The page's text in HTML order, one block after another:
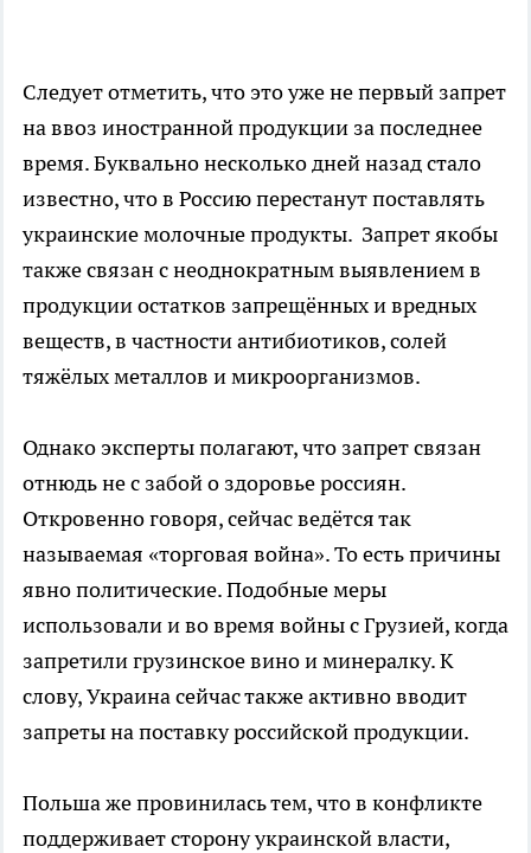
Следует отметить, что это уже не первый запрет
на ввоз иностранной продукции за последнее
время. Буквально несколько дней назад стало
известно, что в Россию перестанут поставлять
украинские молочные продукты. Запрет якобы
также связан с неоднократным выявлением в
продукции остатков запрещённых и вредных
веществ, в частности антибиотиков, солей
тяжёлых металлов и микроорганизмов.
Однако эксперты полагают, что запрет связан
отнюдь не с забой о здоровье россиян.
Откровенно говоря, сейчас ведётся так
называемая «торговая война». То есть причины
явно политические. Подобные меры
использовали и во время войны с Грузией, когда
запретили грузинское вино и минералку. К
слову, Украина сейчас также активно вводит
запреты на поставку российской продукции.
Польша же провинилась тем, что в конфликте
поддерживает сторону украинской власти,